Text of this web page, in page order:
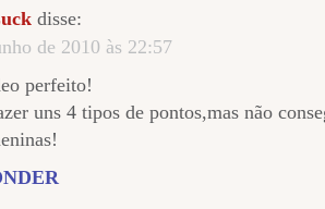
disse:
de 2010 às 22:57
perfeito!
uns 4 tipos de pontos,mas não